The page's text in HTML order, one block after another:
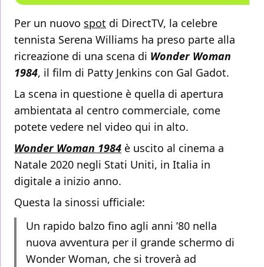
Per un nuovo spot di DirectTV, la celebre
tennista Serena Williams ha preso parte alla
ricreazione di una scena di Wonder Woman
1984, il film di Patty Jenkins con Gal Gadot.
La scena in questione è quella di apertura
ambientata al centro commerciale, come
potete vedere nel video qui in alto.
Wonder Woman 1984 è uscito al cinema a
Natale 2020 negli Stati Uniti, in Italia in
digitale a inizio anno.
Questa la sinossi ufficiale:
Un rapido balzo fino agli anni ’80 nella
nuova avventura per il grande schermo di
Wonder Woman, che si troverà ad